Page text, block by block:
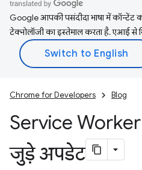
Google आपकी पसंदीदा भाषा में
टेक्नोलॉजी का इस्तेमाल करता है. एआई से
Chrome for Developers Blog
Service
जुड़े अपडेट